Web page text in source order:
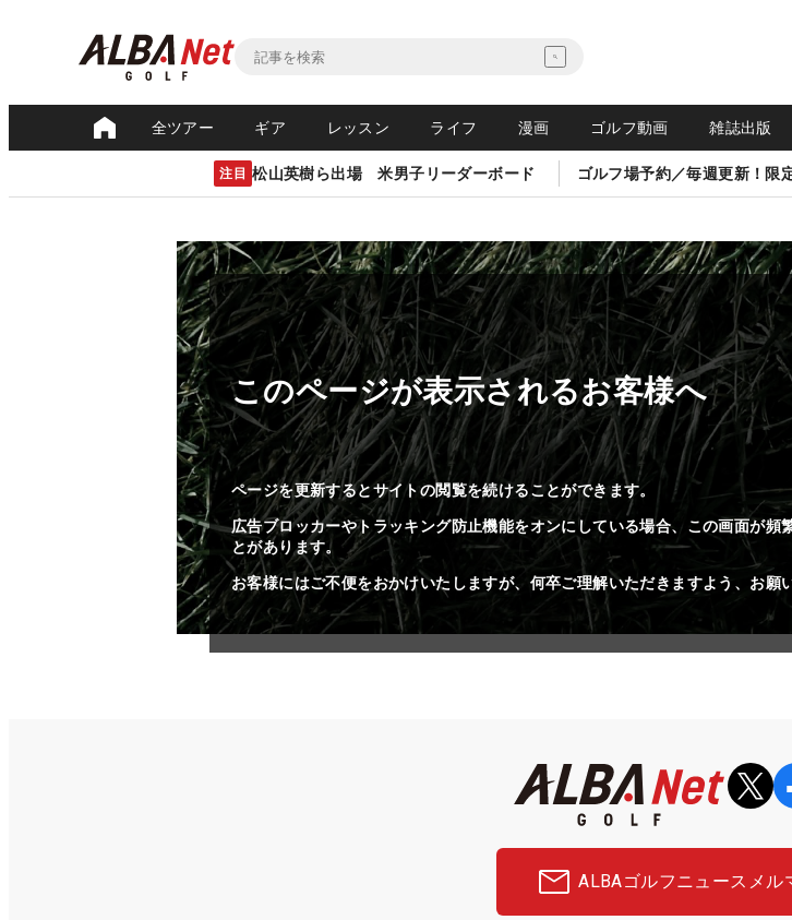
全ツアー ギア レッスン ライフ 漫画 ゴルフ動画 雑誌出版
注目 松山英樹ら出場 米男子リーダーボード ゴルフ場予約／毎週更新！限
このページが表示されるお客様へ
ページを更新するとサイトの閲覧を続けることができます。
広告ブロッカーやトラッキング防止機能をオンにしている場合、この画面が頻
とがあります。
お客様にはご不便をおかけいたしますが、何卒ご理解いただきますよう、お願
ALBAゴルフニュース メル